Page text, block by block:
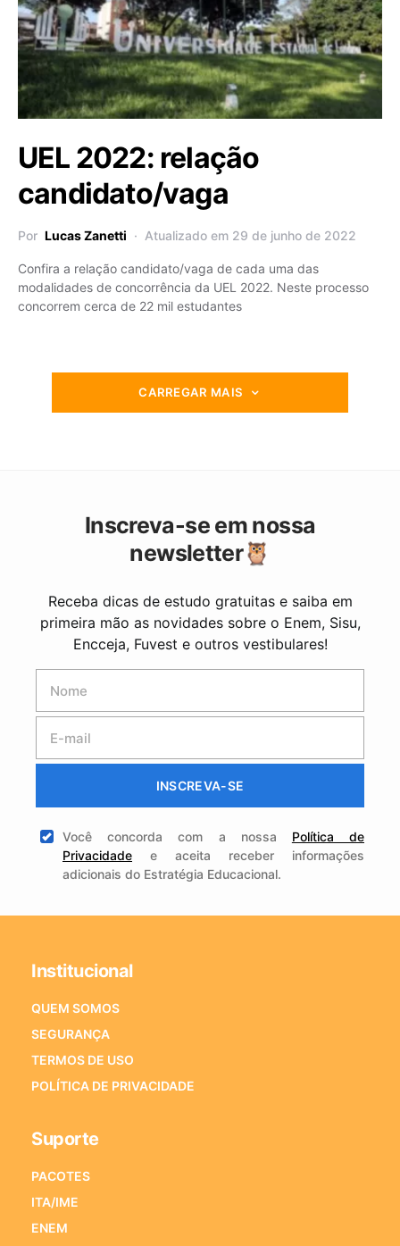
UEL 2022: relação
candidato/vaga
Por Lucas Zanetti Atualizado em 29 de junho de 2022
Confira a relação candidato/vaga de cada uma das
modalidades de concorrência da UEL 2022. Neste processo
concorrem cerca de 22 mil estudantes
CARREGAR MAIS
Inscreva-se em nossa
newsletter🦉
Receba dicas de estudo gratuitas e saiba em
primeira mão as novidades sobre o Enem, Sisu,
Encceja, Fuvest e outros vestibulares!
INSCREVA-SE
Você concorda com a nossa Política de
Privacidade e aceita receber informações
adicionais do Estratégia Educacional.
Institucional
QUEM SOMOS
SEGURANÇA
TERMOS DE USO
POLÍTICA DE PRIVACIDADE
Suporte
PACOTES
ITA/IME
ENEM